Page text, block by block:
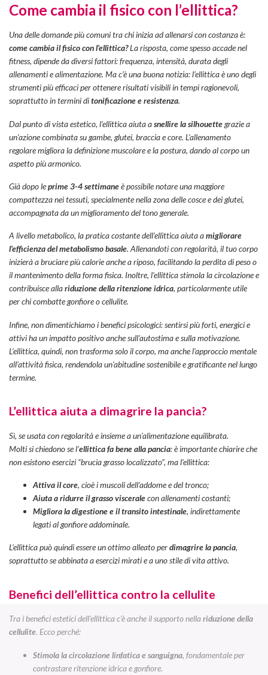
Come cambia il fisico con l’ellittica?
Una delle domande più comuni tra chi inizia ad allenarsi con costanza è:
come cambia il fisico con l’ellittica?La risposta, come spesso accade nel
fitness, dipende da diversi fattori: frequenza, intensità, durata degli
allenamenti e alimentazione. Ma c’è una buona notizia: l’ellittica è uno degli
strumenti più efficaci per ottenere risultati visibili in tempi ragionevoli,
soprattutto in termini ditonificazione e resistenza.
Dal punto di vista estetico, l’ellittica aiuta asnellire la silhouettegrazie a
un’azione combinata su gambe, glutei, braccia e core. L’allenamento
regolare migliora la definizione muscolare e la postura, dando al corpo un
aspetto più armonico.
Già dopo leprime 3-4 settimaneè possibile notare una maggiore
compattezza nei tessuti, specialmente nella zona delle cosce e dei glutei,
accompagnata da un miglioramento del tono generale.
A livello metabolico, la pratica costante dell’ellittica aiuta amigliorare
l’efficienza del metabolismo basale. Allenandoti con regolarità, il tuo corpo
inizierà a bruciare più calorie anche a riposo, facilitando la perdita di peso o
il mantenimento della forma fisica. Inoltre, l’ellittica stimola la circolazione e
contribuisce allariduzione della ritenzione idrica, particolarmente utile
per chi combatte gonfiore o cellulite.
Infine, non dimentichiamo i benefici psicologici: sentirsi più forti, energici e
attivi ha un impatto positivo anche sull’autostima e sulla motivazione.
L’ellittica, quindi, non trasforma solo il corpo, ma anche l’approccio mentale
all’attività fisica, rendendola un’abitudine sostenibile e gratificante nel lungo
termine.
L’ellittica aiuta a dimagrire la pancia?
Sì, se usata con regolarità e insieme a un’alimentazione equilibrata.
Molti si chiedono se l’ellittica fa bene alla pancia: è importante chiarire che
non esistono esercizi “brucia grasso localizzato”, ma l’ellittica:
Attiva il core, cioè i muscoli dell’addome e del tronco;
Aiuta a ridurre il grasso visceralecon allenamenti costanti;
Migliora la digestione e il transito intestinale, indirettamente
legati al gonfiore addominale.
L’ellittica può quindi essere un ottimo alleato perdimagrire la pancia,
soprattutto se abbinata a esercizi mirati e a uno stile di vita attivo.
Benefici dell’ellittica contro la cellulite
Tra i benefici estetici dell’ellittica c’è anche il supporto nellariduzione della
cellulite. Ecco perché:
Stimola la circolazione linfatica e sanguigna, fondamentale per
contrastare ritenzione idrica e gonfiore.